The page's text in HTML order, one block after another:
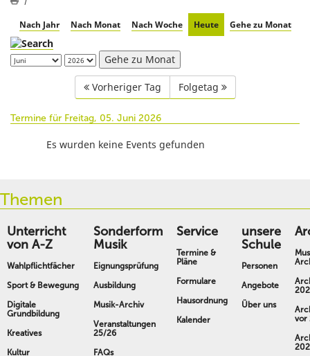
Nach Jahr Nach Monat Nach Woche Heute Gehe zu Monat
Gehe zu Monat
Vorheriger Tag Folgetag
Termine für Freitag, 05. Juni 2026
Es wurden keine Events gefunden
Themen
Unterricht
von A-Z
Wahlpflichtfächer
Sport & Bewegung
Digitale
Grundbildung
Kreatives
Kultur
Sonderform
Musik
Eignungsprüfung
Ausbildung
Musik-Archiv
Veranstaltungen
25/26
FAQs
Service
Termine &
Pläne
Formulare
Hausordnung
Kalender
unsere
Schule
Personen
Angebote
Über uns
vor